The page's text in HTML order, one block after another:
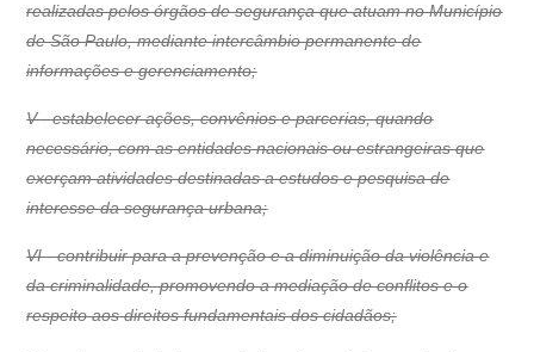
realizadas pelos órgãos de segurança que atuam no Município
de São Paulo, mediante intercâmbio permanente de
informações e gerenciamento;
V - estabelecer ações, convênios e parcerias, quando
necessário, com as entidades nacionais ou estrangeiras que
exerçam atividades destinadas a estudos e pesquisa de
interesse da segurança urbana;
VI - contribuir para a prevenção e a diminuição da violência e
da criminalidade, promovendo a mediação de conflitos e o
respeito aos direitos fundamentais dos cidadãos;